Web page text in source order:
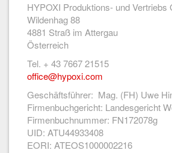
HYPOXI Produktions- und Vertriebs
Wildenhag 88
4881 Straß im Attergau
Österreich
Tel. + 43 7667 21515
office@hypoxi.com
Geschäftsführer: Mag. (FH) Uwe
Firmenbuchgericht: Landesgericht
Firmenbuchnummer: FN172078g
UID: ATU44933408
EORI: ATEOS1000002216